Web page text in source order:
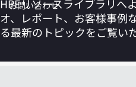
ツ
に
ス
ッ
お問い合わせ
カート
HPEリソースライブラリへ
オ、レポート、お客様事例
る最新のトピックをご覧い